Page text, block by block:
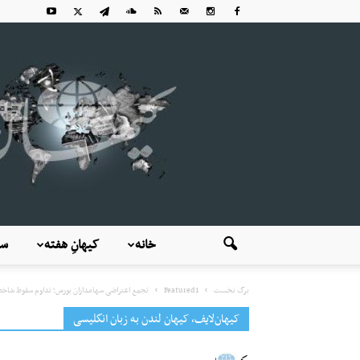
کیهانِ هفته خانه
برگ نخست Featured1 تجمع اعتراضی سهامداران بورس؛ تداوم سقوط
کیهان‌لایف، کیهان لندن به زبان انگلیسی